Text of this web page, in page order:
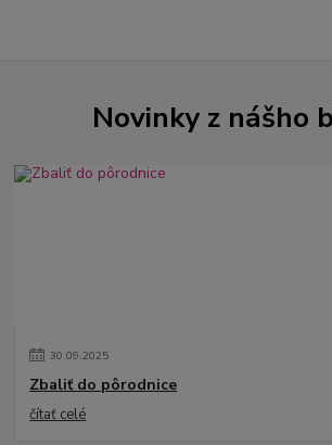
Novinky z nášho
30.09.2025
Zbaliť do pôrodnice
čítať celé